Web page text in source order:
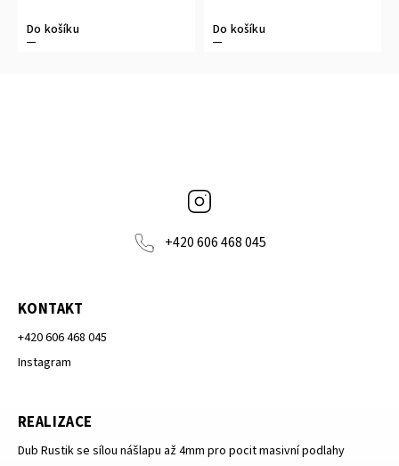
Do košíku Do košíku
+420 606 468 045
KONTAKT
+420 606 468 045
Instagram
REALIZACE
Dub Rustik se sílou nášlapu až 4mm pro pocit masivní podlahy